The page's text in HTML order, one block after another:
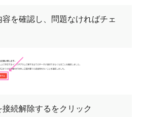
を確認し、問題なければチェ
続解除するをクリック